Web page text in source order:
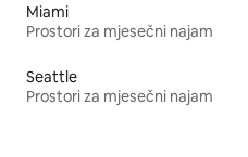
Miami
Prostori za mjesečni najam
Seattle
Prostori za mjesečni najam